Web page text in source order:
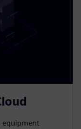
equipment